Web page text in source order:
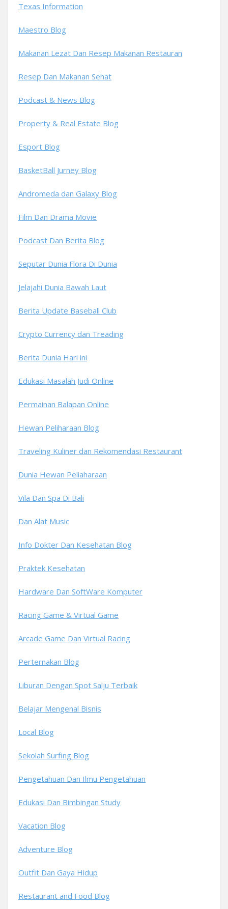
Texas Information
Maestro Blog
Makanan Lezat Dan Resep Makanan Restauran
Resep Dan Makanan Sehat
Podcast & News Blog
Property & Real Estate Blog
Esport Blog
BasketBall Jurney Blog
Andromeda dan Galaxy Blog
Film Dan Drama Movie
Podcast Dan Berita Blog
Seputar Dunia Flora Di Dunia
Jelajahi Dunia Bawah Laut
Berita Update Baseball Club
Crypto Currency dan Treading
Berita Dunia Hari ini
Edukasi Masalah Judi Online
Permainan Balapan Online
Hewan Peliharaan Blog
Traveling Kuliner dan Rekomendasi Restaurant
Dunia Hewan Peliaharaan
Vila Dan Spa Di Bali
Dan Alat Music
Info Dokter Dan Kesehatan Blog
Praktek Kesehatan
Hardware Dan SoftWare Komputer
Racing Game & Virtual Game
Arcade Game Dan Virtual Racing
Perternakan Blog
Liburan Dengan Spot Salju Terbaik
Belajar Mengenal Bisnis
Local Blog
Sekolah Surfing Blog
Pengetahuan Dan Ilmu Pengetahuan
Edukasi Dan Bimbingan Study
Vacation Blog
Adventure Blog
Outfit Dan Gaya Hidup
Restaurant and Food Blog